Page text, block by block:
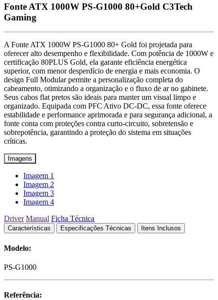
Fonte ATX 1000W PS-G1000 80+Gold C3Tech
Gaming
A Fonte ATX 1000W PS-G1000 80+ Gold foi projetada para
oferecer alto desempenho e flexibilidade. Com potência de 1000W e
certificação 80PLUS Gold, ela garante eficiência energética
superior, com menor desperdício de energia e mais economia. O
design Full Modular permite a personalização completa do
cabeamento, otimizando a organização e o fluxo de ar no gabinete.
Seus cabos flat pretos são ideais para manter um visual limpo e
organizado. Equipada com PFC Ativo DC-DC, essa fonte oferece
estabilidade e performance aprimorada e para segurança adicional, a
fonte conta com proteções contra curto-circuito, sobretensão e
sobrepotência, garantindo a proteção do sistema em situações
críticas.
Imagens
Imagem 1
Imagem 2
Imagem 3
Imagem 4
Driver Manual Ficha Técnica
Características Especificações Técnicas Itens Inclusos
Modelo:
PS-G1000
Referência: